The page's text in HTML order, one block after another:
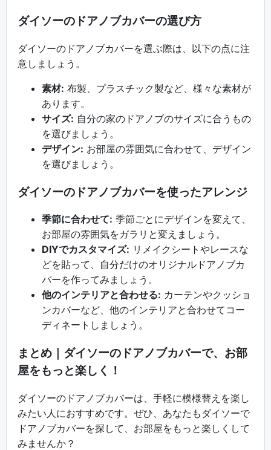
ダイソーのドアノブカバーの選び方
ダイソーのドアノブカバーを選ぶ際は、以下の点に注
意しましょう。
素材: 布製、プラスチック製など、様々な素材が
あります。
サイズ: 自分の家のドアノブのサイズに合うもの
を選びましょう。
デザイン: お部屋の雰囲気に合わせて、デザイン
を選びましょう。
ダイソーのドアノブカバーを使ったアレンジ
季節に合わせて: 季節ごとにデザインを変えて、
お部屋の雰囲気をガラリと変えましょう。
DIYでカスタマイズ: リメイクシートやレースな
どを貼って、自分だけのオリジナルドアノブカ
バーを作ってみましょう。
他のインテリアと合わせる: カーテンやクッショ
ンカバーなど、他のインテリアと合わせてコー
ディネートしましょう。
まとめ｜ダイソーのドアノブカバーで、お部
屋をもっと楽しく！
ダイソーのドアノブカバーは、手軽に模様替えを楽し
みたい人におすすめです。ぜひ、あなたもダイソーで
ドアノブカバーを探して、お部屋をもっと楽しくして
みませんか？